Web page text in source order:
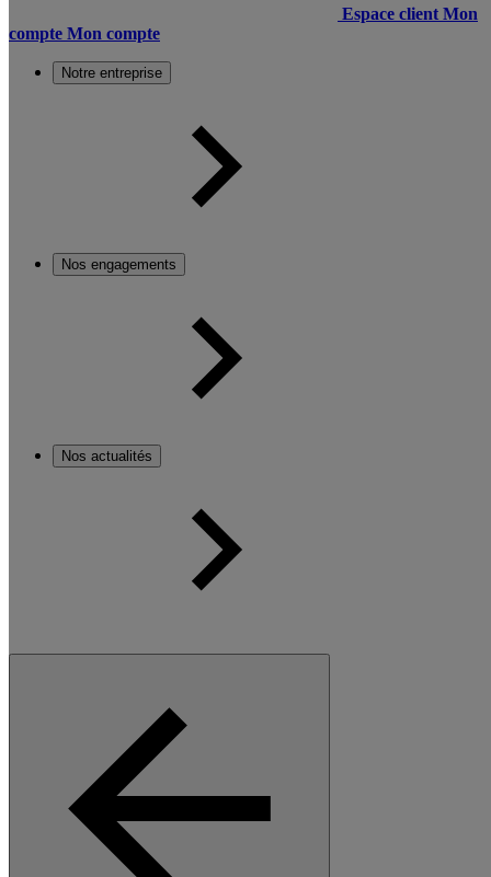
Espace client Mon
compte Mon compte
Notre entreprise
Nos engagements
Nos actualités